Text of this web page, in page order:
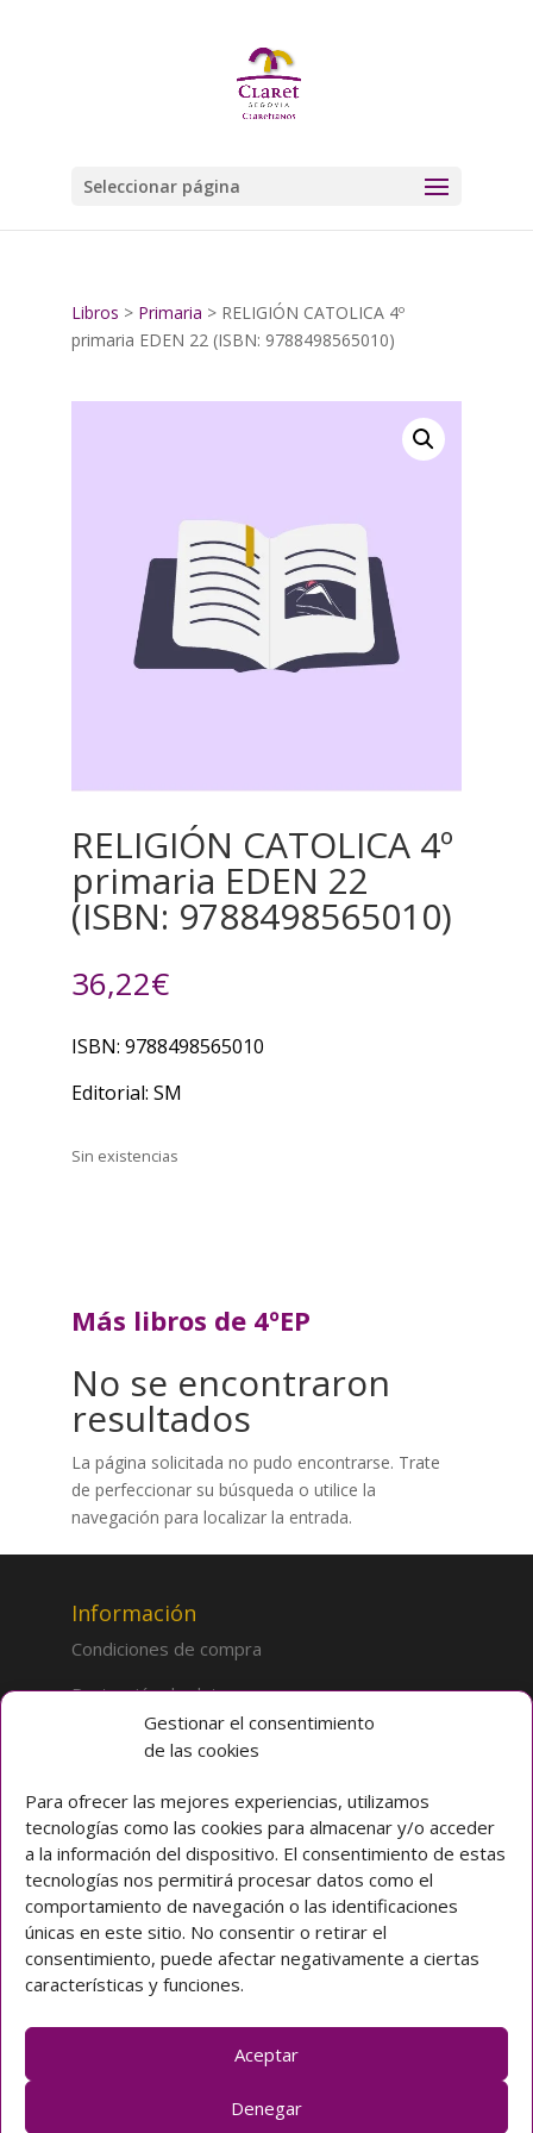
Gestionar el consentimiento
de las cookies
Para ofrecer las mejores experiencias, utilizamos
tecnologías como las cookies para almacenar y/o acceder
a la información del dispositivo. El consentimiento de estas
tecnologías nos permitirá procesar datos como el
comportamiento de navegación o las identificaciones
únicas en este sitio. No consentir o retirar el
consentimiento, puede afectar negativamente a ciertas
características y funciones.
Aceptar
Denegar
Seleccionar página
Libros > Primaria > RELIGIÓN CATOLICA 4º
primaria EDEN 22 (ISBN: 9788498565010)
RELIGIÓN CATOLICA 4º
primaria EDEN 22
(ISBN: 9788498565010)
36,22€
ISBN: 9788498565010
Editorial: SM
Sin existencias
Más libros de 4ºEP
No se encontraron
resultados
La página solicitada no pudo encontrarse. Trate
de perfeccionar su búsqueda o utilice la
navegación para localizar la entrada.
Información
Condiciones de compra
Protección de datos
Sobre la tienda
Inicio
Mi cuenta
Preguntas frecuentes
Colegio CLARET
Avda. Padre Claret 3 40003 Segovia (ESPAÑA)
Teléfono: [+34] 921 42 03 00
Email: colegio@claretsegovia.es